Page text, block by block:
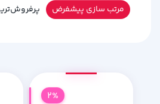
مرتب سازی پیشفرض
2%